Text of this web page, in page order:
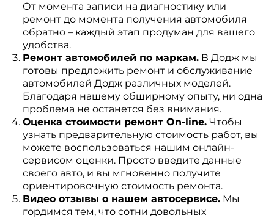
От момента записи на диагностику или
ремонт до момента получения автомобиля
обратно – каждый этап продуман для вашего
удобства.
Ремонт автомобилей по маркам.В Додж мы
готовы предложить ремонт и обслуживание
автомобилей Додж различных моделей.
Благодаря нашему обширному опыту, ни одна
проблема не останется без внимания.
Оценка стоимости ремонт On-line.Чтобы
узнать предварительную стоимость работ, вы
можете воспользоваться нашим онлайн-
сервисом оценки. Просто введите данные
своего авто, и вы мгновенно получите
ориентировочную стоимость ремонта.
Видео отзывы о нашем автосервисе.Мы
гордимся тем, что сотни довольных